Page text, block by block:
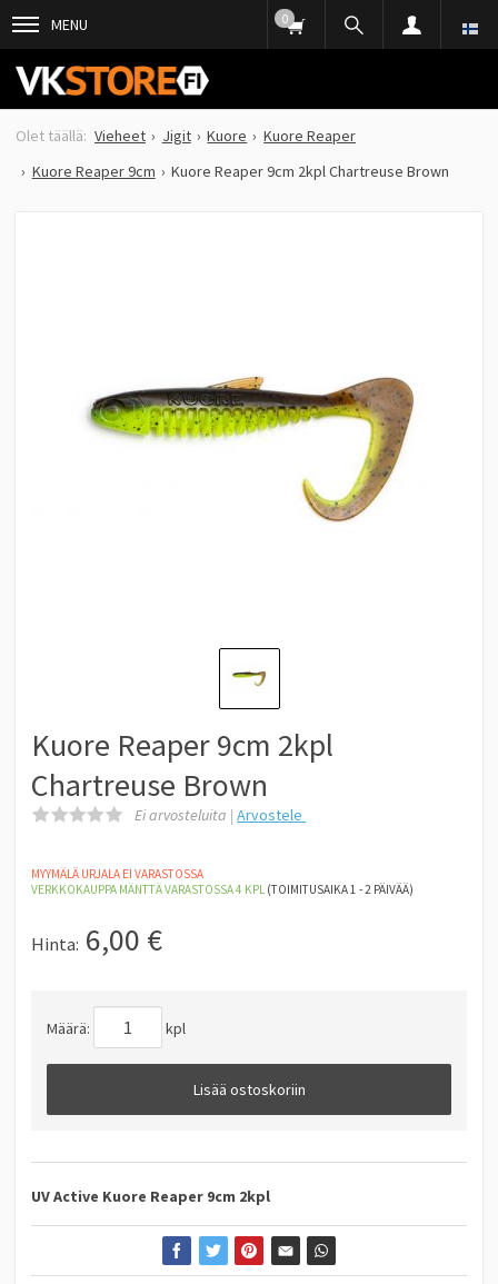
MENU 0
Vieheet Jigit Kuore
Kuore Reaper
Kuore Reaper 9cm
Kuore Reaper 9cm 2kpl Chartreuse Brown
Kuore Reaper 9cm 2kpl
Chartreuse Brown
Ei arvosteluita |Arvostele
MYYMÄLÄ URJALA EI VARASTOSSA
VERKKOKAUPPA MÄNTTÄVARASTOSSA 4 KPL(TOIMITUSAIKA 1 - 2 PÄIVÄÄ)
Hinta: 6,00 €
Määrä: kpl
Lisää ostoskoriin
UV Active Kuore Reaper 9cm 2kpl